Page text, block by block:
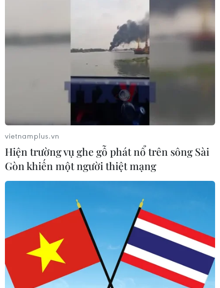
vietnamplus.vn
Hiện trường vụ ghe gỗ phát nổ trên sông Sài
Gòn khiến một người thiệt mạng